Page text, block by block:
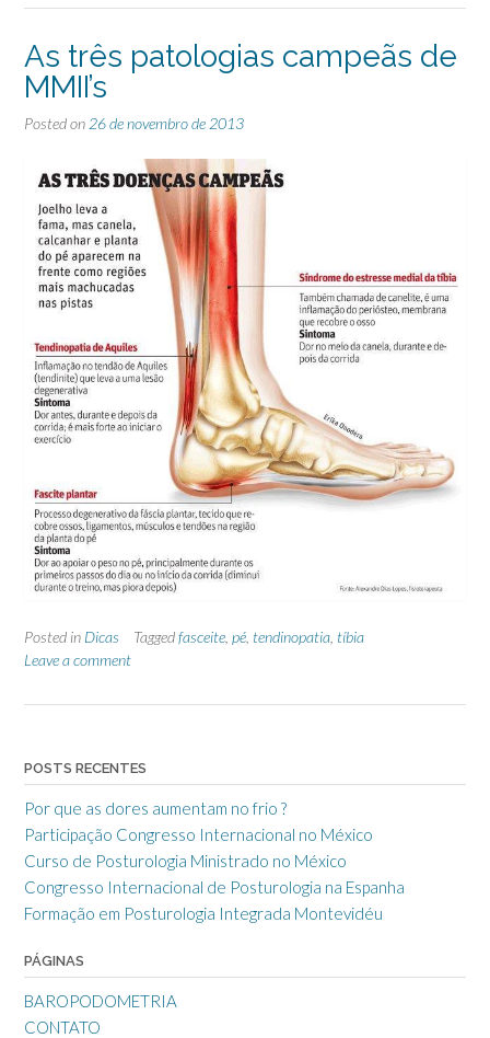
As três patologias campeãs de
MMII’s
Posted on 26 de novembro de 2013
Posted in Dicas Taggedfasceite pé tendinopatia tíbia
Leave a comment
POSTS RECENTES
Por que as dores aumentam no frio ?
Participação Congresso Internacional no México
Curso de Posturologia Ministrado no México
Congresso Internacional de Posturologia na Espanha
Formação em Posturologia Integrada Montevidéu
PÁGINAS
BAROPODOMETRIA
CONTATO